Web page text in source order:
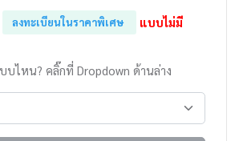
ลงทะเบียนในราคาพิเศษ
แบบไม่มี
บไหน? คลิ๊กที่ Dropdown ด้านล่าง